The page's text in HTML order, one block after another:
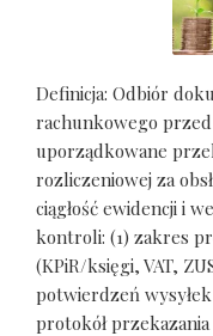
Definicja: Odbiór
rachunkowego
uporządkowane
rozliczeniowej za
ciągłość ewidencji i
kontroli: (1) zakres
(KPiR/księgi, VAT,
potwierdzeń
protokół przekazania